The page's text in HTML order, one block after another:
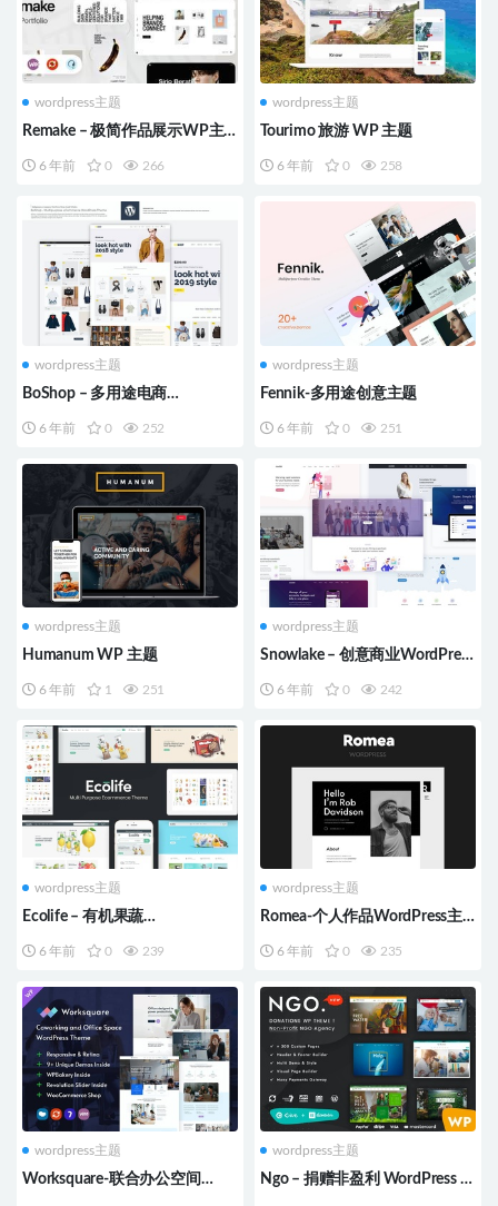
wordpress主题
Remake – 极简作品展示WP主
6 年前 0 266
wordpress主题
Tourimo 旅游 WP 主题
6 年前 0 258
wordpress主题
BoShop – 多用途电商
6 年前 0 252
wordpress主题
Fennik-多用途创意主题
6 年前 0 251
wordpress主题
Humanum WP 主题
6 年前 1 251
wordpress主题
Snowlake – 创意商业WordPress
6 年前 0 242
wordpress主题
Ecolife – 有机果蔬
题6 年前 0 239
wordpress主题
Romea-个人作品WordPress主
6 年前 0 235
wordpress主题
Worksquare-联合办公空间
wordpress主题
Ngo – 捐赠非盈利 WordPress 主